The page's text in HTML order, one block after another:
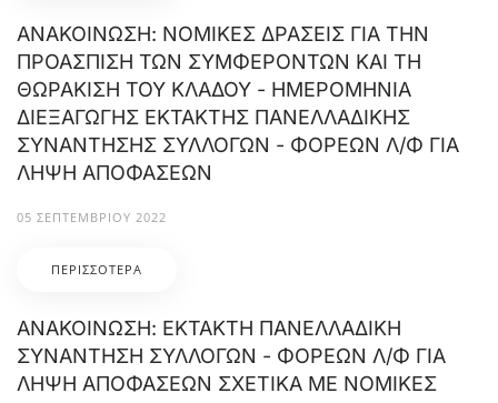
ΑΝΑΚΟΙΝΩΣΗ: ΝΟΜΙΚΕΣ ΔΡΑΣΕΙΣ ΓΙΑ ΤΗΝ
ΠΡΟΑΣΠΙΣΗ ΤΩΝ ΣΥΜΦΕΡΟΝΤΩΝ ΚΑΙ ΤΗ
ΘΩΡΑΚΙΣΗ ΤΟΥ ΚΛΑΔΟΥ - ΗΜΕΡΟΜΗΝΙΑ
ΔΙΕΞΑΓΩΓΗΣ ΕΚΤΑΚΤΗΣ ΠΑΝΕΛΛΑΔΙΚΗΣ
ΣΥΝΑΝΤΗΣΗΣ ΣΥΛΛΟΓΩΝ - ΦΟΡΕΩΝ Λ/Φ ΓΙΑ
ΛΗΨΗ ΑΠΟΦΑΣΕΩΝ
05 ΣΕΠΤΕΜΒΡΊΟΥ 2022
ΠΕΡΙΣΣΌΤΕΡΑ
ΑΝΑΚΟΙΝΩΣΗ: ΕΚΤΑΚΤΗ ΠΑΝΕΛΛΑΔΙΚΗ
ΣΥΝΑΝΤΗΣΗ ΣΥΛΛΟΓΩΝ - ΦΟΡΕΩΝ Λ/Φ ΓΙΑ
ΛΗΨΗ ΑΠΟΦΑΣΕΩΝ ΣΧΕΤΙΚΑ ΜΕ ΝΟΜΙΚΕΣ